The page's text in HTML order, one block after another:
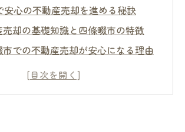
安心の不動産売却を進める秘訣
却の基礎知識と四條畷市の特徴
市での不動産売却が安心になる理由
売却前に準備すべきポイントを解説